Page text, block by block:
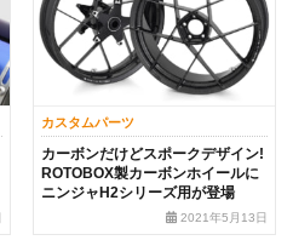
カスタムパーツ
カーボンだけどスポークデザイン!
ROTOBOX製カーボンホイールに
ニンジャH2シリーズ用が登場
2021年5月13日